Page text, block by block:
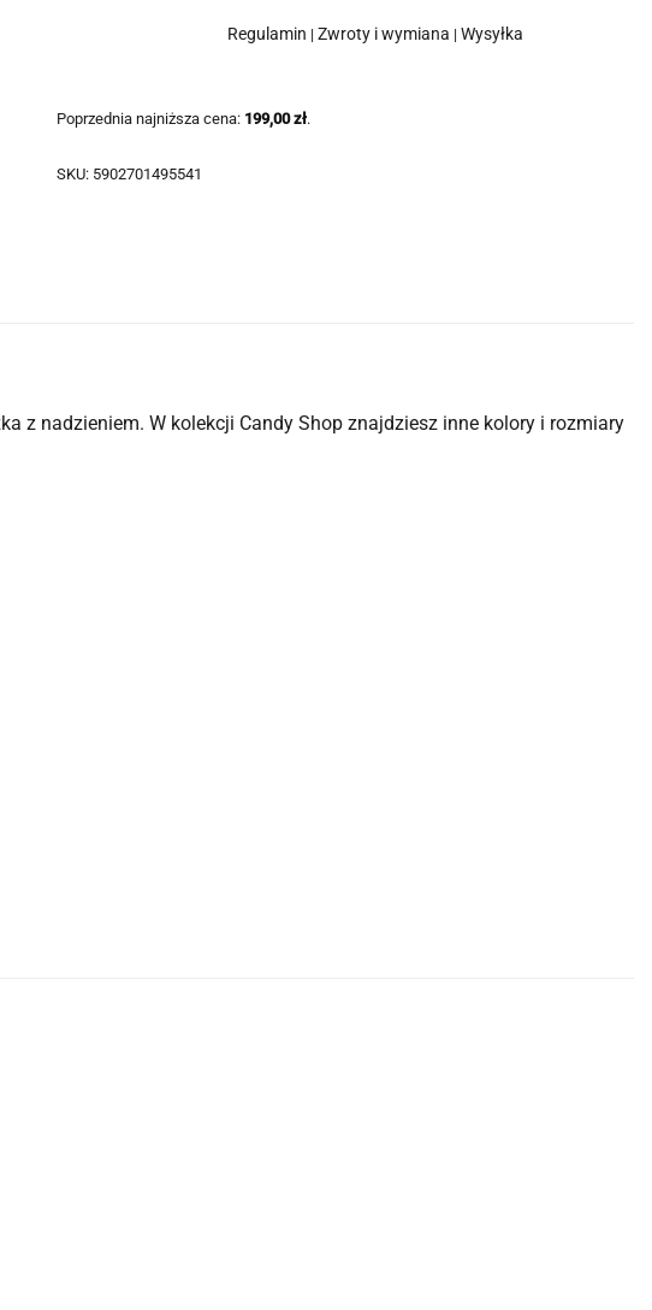
Regulamin | Zwroty i wymiana | Wysyłka
Poprzednia najniższa cena: 199,00zł.
SKU: 5902701495541
z nadzieniem. W kolekcji Candy Shop znajdziesz inne kolory i rozmiary